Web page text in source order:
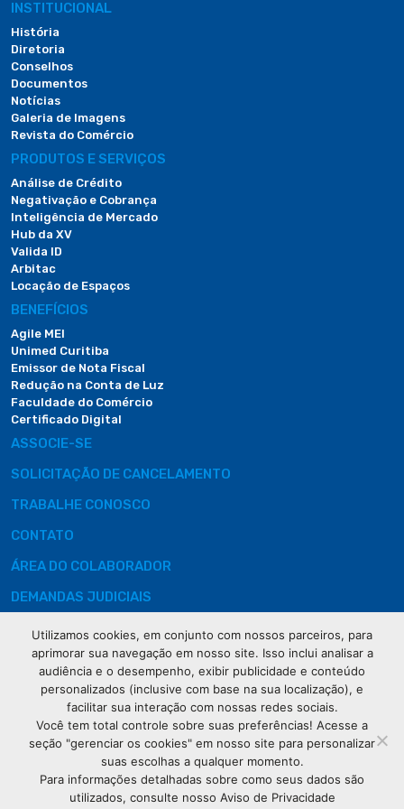
INSTITUCIONAL
História
Diretoria
Conselhos
Documentos
Notícias
Galeria de Imagens
Revista do Comércio
PRODUTOS E SERVIÇOS
Análise de Crédito
Negativação e Cobrança
Inteligência de Mercado
Hub da XV
Valida ID
Arbitac
Locação de Espaços
BENEFÍCIOS
Agile MEI
Unimed Curitiba
Emissor de Nota Fiscal
Redução na Conta de Luz
Faculdade do Comércio
Certificado Digital
ASSOCIE-SE
SOLICITAÇÃO DE CANCELAMENTO
TRABALHE CONOSCO
CONTATO
ÁREA DO COLABORADOR
DEMANDAS JUDICIAIS
Rua XV de
Novembro, 621
Curitiba
CEP: 80020-310
(41) 3320-
2929
Utilizamos cookies, em conjunto com nossos parceiros, para
aprimorar sua navegação em nosso site. Isso inclui analisar a
audiência e o desempenho, exibir publicidade e conteúdo
personalizados (inclusive com base na sua localização), e
facilitar sua interação com nossas redes sociais.
Você tem total controle sobre suas preferências! Acesse a
seção "gerenciar os cookies" em nosso site para personalizar
suas escolhas a qualquer momento.
Para informações detalhadas sobre como seus dados são
utilizados, consulte nosso Aviso de Privacidade